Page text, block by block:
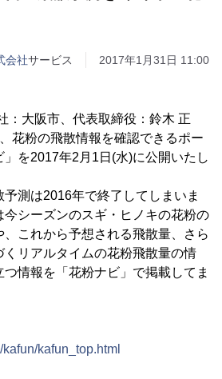
会社サービス 2017年1月31日 11:00
：大阪市、代表取締役：鈴木 正
花粉の飛散情報を確認できるポー
」を2017年2月1日(水)に公開いたし
測は2016年で終了してしまいま
今シーズンのスギ・ヒノキの花粉の
これから予想される飛散量、さら
くリアルタイムの花粉飛散量の情
情報を「花粉ナビ」で掲載してま
kafun_top.html